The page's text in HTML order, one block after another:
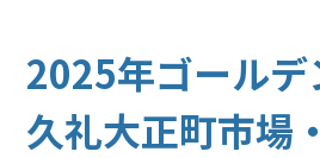
2025年ゴールデ
久礼大正町市場